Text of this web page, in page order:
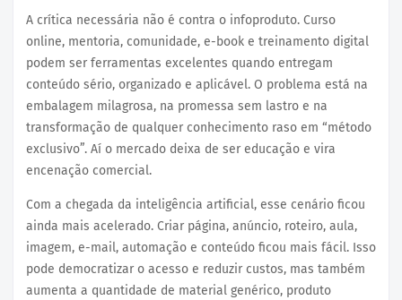
A crítica necessária não é contra o infoproduto. Curso
online, mentoria, comunidade, e-book e treinamento digital
podem ser ferramentas excelentes quando entregam
conteúdo sério, organizado e aplicável. O problema está na
embalagem milagrosa, na promessa sem lastro e na
transformação de qualquer conhecimento raso em “método
exclusivo”. Aí o mercado deixa de ser educação e vira
encenação comercial.
Com a chegada da inteligência artificial, esse cenário ficou
ainda mais acelerado. Criar página, anúncio, roteiro, aula,
imagem, e-mail, automação e conteúdo ficou mais fácil. Isso
pode democratizar o acesso e reduzir custos, mas também
aumenta a quantidade de material genérico, produto